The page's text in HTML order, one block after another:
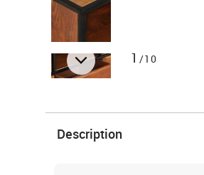
1 /10
Description